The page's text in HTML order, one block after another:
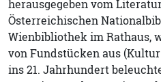
herausgegeben vom
Österreichischen
Wienbibliothek im Rathaus,
von Fundstücken aus
ins 21. Jahrhundert